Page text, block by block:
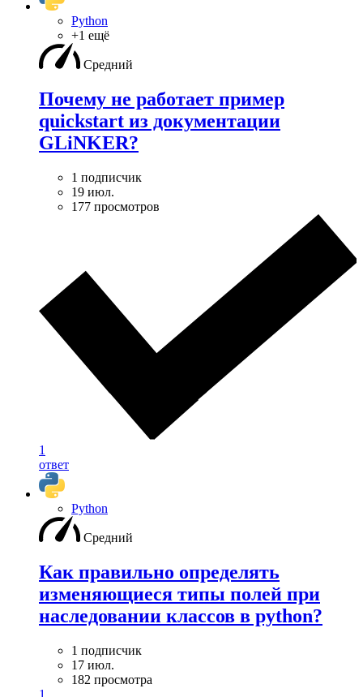
Python
+1 ещё
Средний
Почему не работает пример
quickstart из документации
GLiNKER?
1 подписчик
19 июл.
177 просмотров
1
ответ
Python
Средний
Как правильно определять
изменяющиеся типы полей при
наследовании классов в python?
1 подписчик
17 июл.
182 просмотра